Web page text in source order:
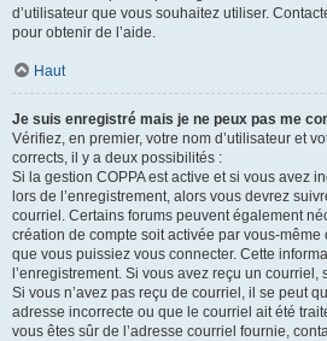
d’utilisateur que vous souhaitez utiliser.
pour obtenir de l’aide.
Haut
Je suis enregistré mais je ne peux pas me
Vérifiez, en premier, votre nom d’utilisateur et
corrects, il y a deux possibilités :
Si la gestion COPPA est active et si vous avez
lors de l’enregistrement, alors vous devrez
courriel. Certains forums peuvent également
création de compte soit activée par vous-
que vous puissiez vous connecter. Cette
l’enregistrement. Si vous avez reçu un courriel,
Si vous n’avez pas reçu de courriel, il se peut
adresse incorrecte ou que le courriel ait été
vous êtes sûr de l’adresse courriel fournie,